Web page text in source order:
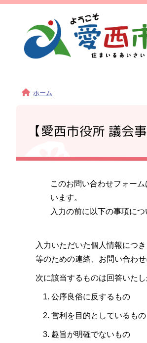
ホーム
【愛西市役所 議会
このお問い合わせフォー
います。
入力の前に以下の事項につ
入力いただいた個人情報につ
等のための連絡、お問い合わ
次に該当するものは回答いたし
公序良俗に反するもの
営利を目的としているもの
趣旨が明確でないもの